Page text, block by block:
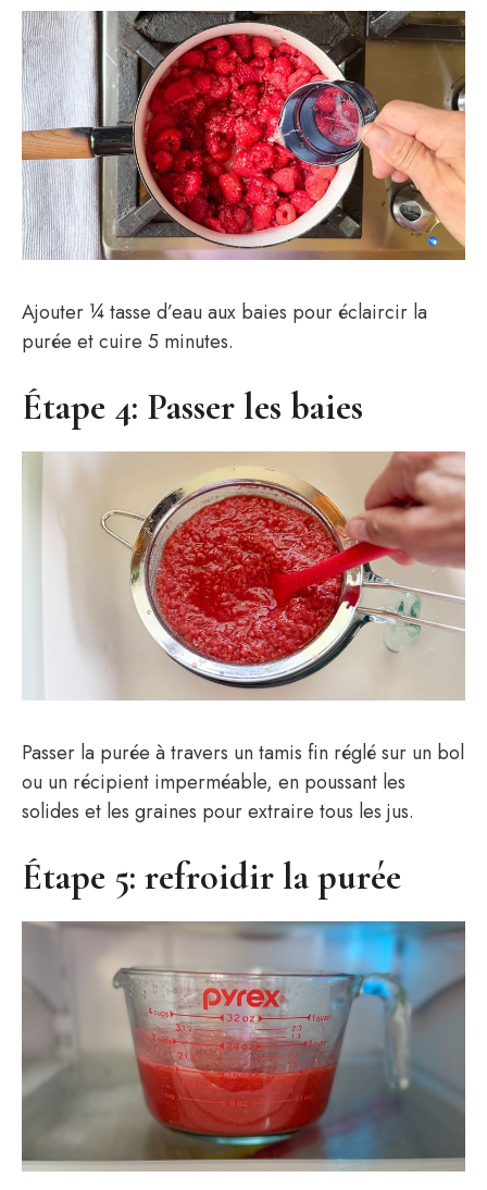
Ajouter ¼ tasse d’eau aux baies pour éclaircir la
purée et cuire 5 minutes.
Étape 4: Passer les baies
Passer la purée à travers un tamis fin réglé sur un bol
ou un récipient imperméable, en poussant les
solides et les graines pour extraire tous les jus.
Étape 5: refroidir la purée